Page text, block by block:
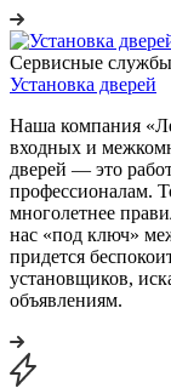
Сервисные службы
Установка дверей
Наша компания
входных и
дверей — это
профессионалам.
многолетнее
нас «под ключ»
придется
установщиков,
объявлениям.